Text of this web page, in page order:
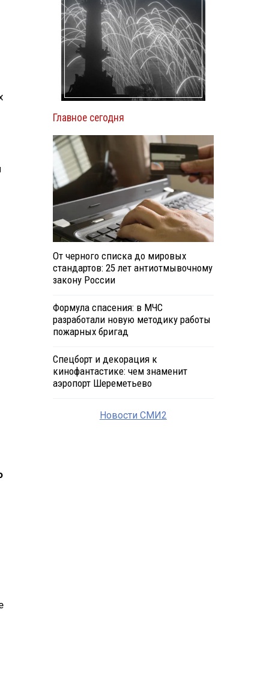
Главное сегодня
От черного списка до мировых
стандартов: 25 лет антиотмывочному
закону России
Формула спасения: в МЧС
разработали новую методику работы
пожарных бригад
Спецборт и декорация к
кинофантастике: чем знаменит
аэропорт Шереметьево
Новости СМИ2